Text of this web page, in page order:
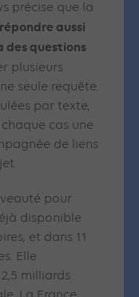
précise que la
aussi
des questions
plusieurs
seule requête.
par texte,
cas une
de liens
pour
disponible
et dans 11
Elle
milliards